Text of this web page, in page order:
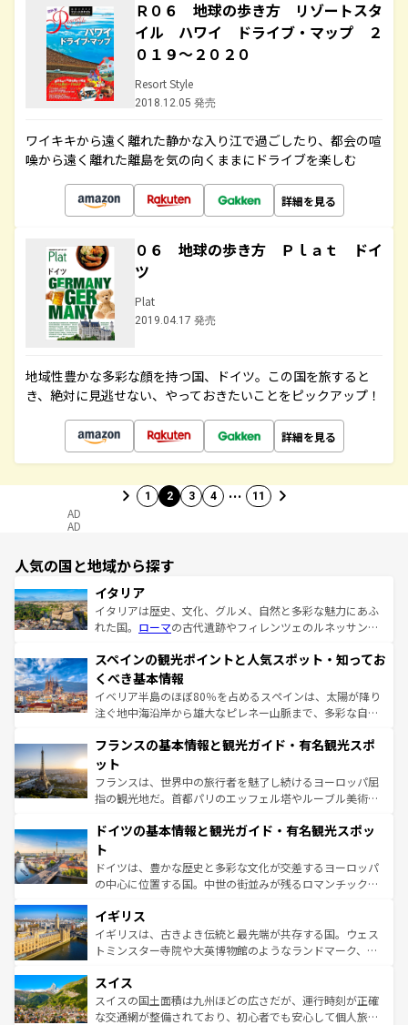
Ｒ０６ 地球の歩き方 リゾートスタ
イル ハワイ ドライブ・マップ ２
０１９～２０２０
Resort Style
2018.12.05 発売
ワイキキから遠く離れた静かな入り江で過ごしたり、都会の喧
噪から遠く離れた離島を気の向くままにドライブを楽しむ
詳細を見る
０６ 地球の歩き方 Ｐｌａｔ ドイ
ツ
Plat
2019.04.17 発売
地域性豊かな多彩な顔を持つ国、ドイツ。この国を旅すると
き、絶対に見逃せない、やっておきたいことをピックアップ！
詳細を見る
1 2 3 4 … 11
AD
AD
人気の国と地域から探す
イタリア
イタリアは歴史、文化、グルメ、自然と多彩な魅力にあふ
れた国。 ローマの古代遺跡やフィレンツェのルネッサンス
ろん、トスカーナの美しい田園風景やアマルフィ海岸の絶
景など、自然景観も見逃せない。観光の合間には、本場の
ピザやパスタなど、絶品のイタリア料理を堪能することも
できる。朝目覚めてから夜眠るまで、すべての瞬間を楽し
なお、新着のイタリア情報はコンテンツ一覧を参照してほ
しい。
スペインの観光ポイントと人気スポット・知ってお
くべき基本情報
イベリア半島のほぼ80％を占めるスペインは、太陽が降り
注ぐ地中海沿岸から雄大なピレネー山脈まで、多彩な自然
文化が根付くこの国では、情熱的なフラメンコ、熱気あふ
れる闘牛、そして美味しいタパスが生活の一部となってい
る。首都マドリードの洗練された雰囲気や、バルセロナの
アートに溢れた街角から、地方では古代ローマ遺跡や中世
せる。地方によって風土や気候が異なるスペインはその個
ンテンツ一覧 を参照してほしい。
フランスの基本情報と観光ガイド・有名観光スポ
ット
フランスは、世界中の旅行者を魅了し続けるヨーロッパ屈
指の観光地だ。首都パリのエッフェル塔やルーブル美術館
で、幅広い魅力が詰まっている。華麗な宮殿、歴史的な大
聖堂、美しいビーチ、そして豊かな自然が、訪れる者を心
から魅了する。また、フランスは美食の国としても知ら
れ、フランス料理はユネスコ無形文化遺産にも登録されて
香り高いラベンダー畑など、多彩な楽しみ方が可能だ。さ
らに、パリ以外の地域にも魅力が溢れており、どの街角に
も豊かな歴史と文化が息づいている。パリ以外の個性あふ
を参照してほしい。
ドイツの基本情報と観光ガイド・有名観光スポッ
ト
ドイツは、豊かな歴史と多彩な文化が交差するヨーロッパ
の中心に位置する国。中世の街並みが残るロマンチック街
顔を持つこの国は、どこを歩いても飽きることがない。ベ
ルリンの文化的活気、バイエルン州のアルプスの絶景、そ
してライン川沿いのワイン畑といった風景は必見。ビール
は、お酒好きな人にはぜひ体験してほしい。 なお、新着の
ドイツ情報はコンテンツ一覧を参照してほしい。
イギリス
イギリスは、古きよき伝統と最先端が共存する国。ウェス
トミンスター寺院や大英博物館のようなランドマーク、歴
リアごとに異なる魅力がある。また、優雅なアフタヌーン
ティー、ビール好きにはたまらない英国パブ、サッカー観
戦など、本場だからこそできる体験も豊富。イギリスを旅
スイス
スイスの国土面積は九州ほどの広さだが、運行時刻が正確
な交通網が整備されており、初心者でも安心して個人旅行